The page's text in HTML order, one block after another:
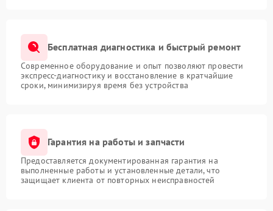
Бесплатная диагностика и быстрый ремонт
Современное оборудование и опыт позволяют провести
экспресс-диагностику и восстановление в кратчайшие
сроки, минимизируя время без устройства
Гарантия на работы и запчасти
Предоставляется документированная гарантия на
выполненные работы и установленные детали, что
защищает клиента от повторных неисправностей